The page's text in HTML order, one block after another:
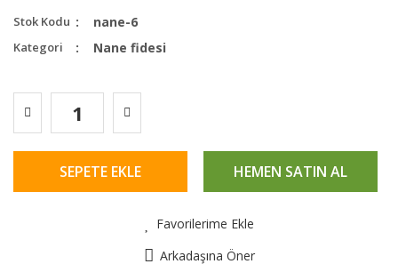
Stok Kodu nane-6
Kategori Nane fidesi
SEPETE EKLE HEMEN SATIN AL
Favorilerime Ekle
Arkadaşına Öner